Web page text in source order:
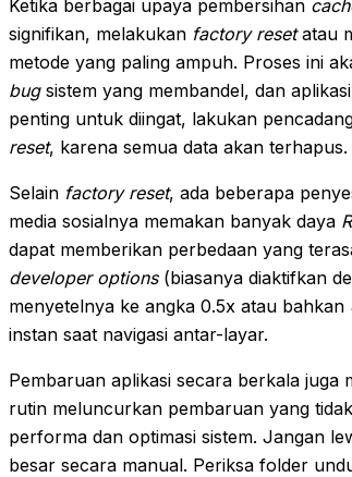
Ketika berbagai upaya pembersihan
signifikan, melakukan factory resetatau
metode yang paling ampuh. Proses ini
bugsistem yang membandel, dan
penting untuk diingat, lakukan
reset, karena semua data akan terhapus.
Selain factory reset, ada beberapa
media sosialnya memakan banyak daya
dapat memberikan perbedaan yang
developer options(biasanya diaktifkan
menyetelnya ke angka 0.5x atau bahkan
instan saat navigasi antar-layar.
Pembaruan aplikasi secara berkala
rutin meluncurkan pembaruan yang
performa dan optimasi sistem. Jangan
besar secara manual. Periksa folder